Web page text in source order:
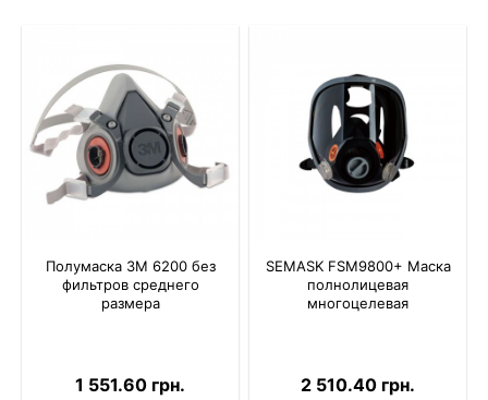
Полумаска 3M 6200 без
фильтров среднего
размера
1 551.60 грн.
SEMASK FSM9800+ Маска
полнолицевая
многоцелевая
2 510.40 грн.